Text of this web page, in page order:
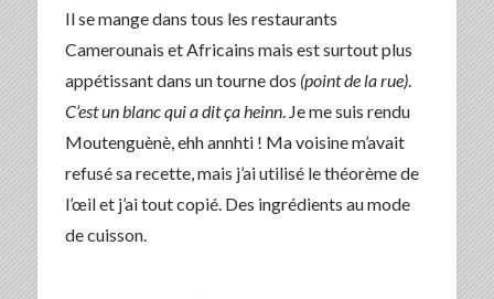
Il se mange dans tous les restaurants
Camerounais et Africains mais est surtout plus
appétissant dans un tourne dos (point de la rue).
C’est un blanc qui a dit ça heinn. Je me suis rendu
Moutenguènè, ehh annhti ! Ma voisine m’avait
refusé sa recette, mais j’ai utilisé le théorème de
l’œil et j’ai tout copié. Des ingrédients au mode
de cuisson.